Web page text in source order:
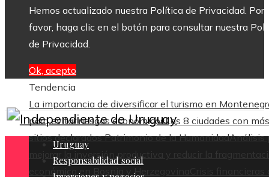
Hemos actualizado nuestra Política de Privacidad. Por
favor, haga clic en el botón para consultar nuestra
de Privacidad.
Ok, acepto
Tendencia
La importancia de diversificar el turismo en
para evitar riesgos económicosLas 8 ciudades con más
sitios declarados Patrimonio de la HumanidadAnálisis
mejorar la inversión productiva y reducir la
económica en Bosnia y Herzegovina
Crisis financieras
Uruguay
Responsabilidad social